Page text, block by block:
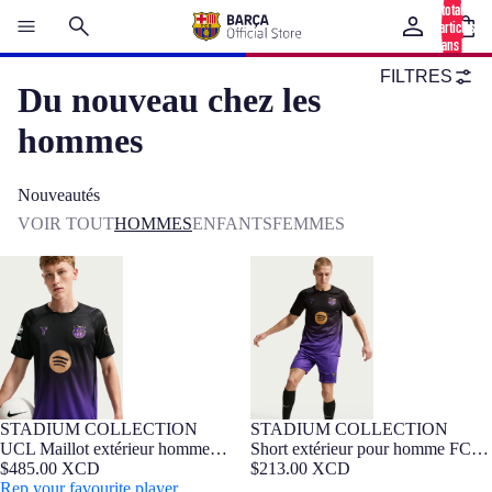
total
d’articles
dans le
Du nouveau chez les
hommes
Nouveautés
FILTRES
VOIR TOUTHOMMESENFANTSFEMMES
UCL Maillot extérieur homme
26/27 FC Barcelona x Kobe
Bryant
NOUVEAUTÉ
Barça Exclusif
STADIUM COLLECTION
UCL Maillot extérieur homme
26/27 FC Barcelona x Kobe
$485.00 XCD
Short extérieur pour homme FC
Barcelona x Kobe Bryant 26/27
NOUVEAUTÉ
STADIUM COLLECTION
Short extérieur pour homme FC
Barcelona x Kobe Bryant 26/27
$213.00 XCD